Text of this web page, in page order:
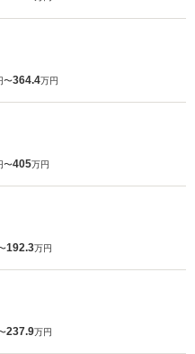
〜364.4万円
〜405万円
192.3万円
237.9万円